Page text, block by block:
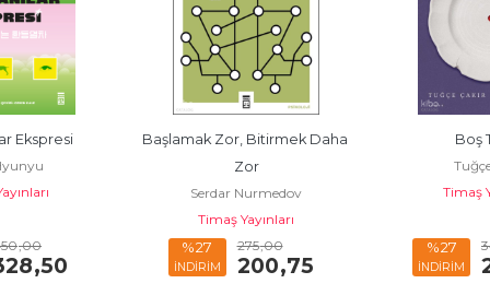
Daha
,00
,75
Boş Tabak
Tuğçe Çakır
Timaş Yayınları
%27
İNDİRİM
340,00
248,20
Funda
Timaş
%27
İNDİRİM